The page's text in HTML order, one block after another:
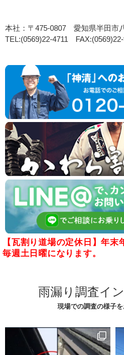
本社：〒475-0807 愛知県半田市
TEL:(0569)22-4711
【瓦割り道場の定休日】年末
毎週土日曜になります。
雨漏り調査イ
現場での調査の様子を